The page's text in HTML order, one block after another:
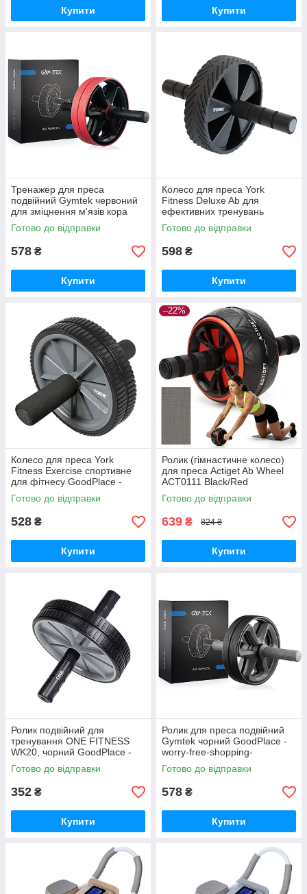
Купити Купити
Тренажер для преса
подвійний Gymtek червоний
для зміцнення м'язів кора
GoodPlace -worry-free-
shopping-
Готово до відправки
578 ₴
Купити
Колесо для преса York
Fitness Deluxe Ab для
ефективних тренувань
GoodPlace -worry-free-
shopping-
Готово до відправки
598 ₴
Купити
Колесо для преса York
Fitness Exercise спортивне
для фітнесу GoodPlace -
worry-free-shopping-
Готово до відправки
528 ₴
Купити
–22%
Ролик (гімнастичне колесо)
для преса Actiget Ab Wheel
ACT0111 Black/Red
GoodPlace -worry-free-
shopping-
Готово до відправки
639 ₴ 824 ₴
Купити
Ролик подвійний для
тренування ONE FITNESS
WK20, чорний GoodPlace -
worry-free-shopping-
Готово до відправки
352 ₴
Купити
Ролик для преса подвійний
Gymtek чорний GoodPlace -
worry-free-shopping-
Готово до відправки
578 ₴
Купити